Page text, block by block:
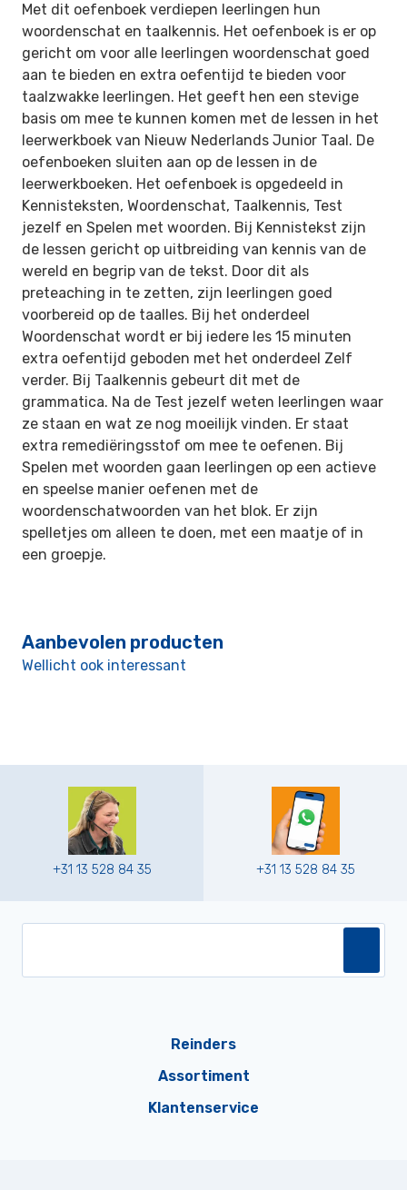
Met dit oefenboek verdiepen leerlingen hun
woordenschat en taalkennis. Het oefenboek is er op
gericht om voor alle leerlingen woordenschat goed
aan te bieden en extra oefentijd te bieden voor
taalzwakke leerlingen. Het geeft hen een stevige
basis om mee te kunnen komen met de lessen in het
leerwerkboek van Nieuw Nederlands Junior Taal. De
oefenboeken sluiten aan op de lessen in de
leerwerkboeken. Het oefenboek is opgedeeld in
Kennisteksten, Woordenschat, Taalkennis, Test
jezelf en Spelen met woorden. Bij Kennistekst zijn
de lessen gericht op uitbreiding van kennis van de
wereld en begrip van de tekst. Door dit als
preteaching in te zetten, zijn leerlingen goed
voorbereid op de taalles. Bij het onderdeel
Woordenschat wordt er bij iedere les 15 minuten
extra oefentijd geboden met het onderdeel Zelf
verder. Bij Taalkennis gebeurt dit met de
grammatica. Na de Test jezelf weten leerlingen waar
ze staan en wat ze nog moeilijk vinden. Er staat
extra remediëringsstof om mee te oefenen. Bij
Spelen met woorden gaan leerlingen op een actieve
en speelse manier oefenen met de
woordenschatwoorden van het blok. Er zijn
spelletjes om alleen te doen, met een maatje of in
een groepje.
Aanbevolen producten
Wellicht ook interessant
+31 13 528 84 35 +31 13 528 84 35
Reinders
Assortiment
Klantenservice